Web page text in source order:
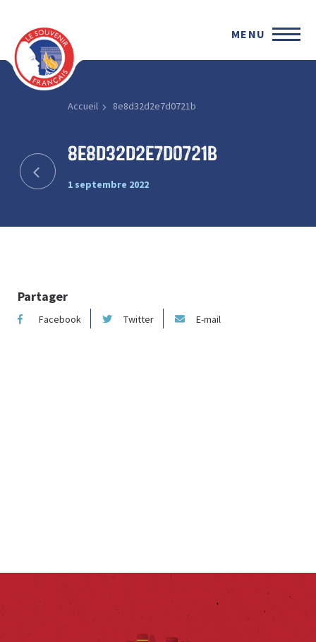
MENU
Accueil 8e8d32d2e7d0721b
8e8d32d2e7d0721b
1 septembre 2022
Partager
Facebook Twitter E-mail